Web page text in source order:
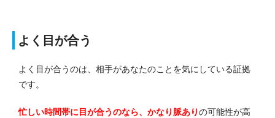
よく目が合う
よく目が合うのは、相手があなたのことを気にしている証拠
です。
忙しい時間帯に目が合うのなら、かなり脈ありの可能性が高